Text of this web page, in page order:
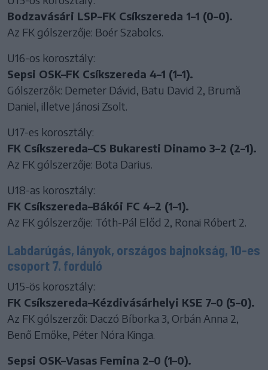
Bodzavásári LSP–FK Csíkszereda 1–1 (0–0).
Az FK gólszerzője: Boér Szabolcs.
U16-os korosztály:
Sepsi OSK–FK Csíkszereda 4–1 (1–1).
Gólszerzők: Demeter Dávid, Batu David 2, Brumă
Daniel, illetve Jánosi Zsolt.
U17-es korosztály:
FK Csíkszereda–CS Bukaresti Dinamo 3–2 (2–1).
Az FK gólszerzője: Bota Darius.
U18-as korosztály:
FK Csíkszereda–Bákói FC 4–2 (1–1).
Az FK gólszerzője: Tóth-Pál Előd 2, Ronai Róbert 2.
Labdarúgás, lányok, országos bajnokság, 10-es
csoport 7. forduló
U15-ös korosztály:
FK Csíkszereda–Kézdivásárhelyi KSE 7–0 (5–0).
Az FK gólszerzői: Daczó Bíborka 3, Orbán Anna 2,
Benő Emőke, Péter Nóra Kinga.
Sepsi OSK–Vasas Femina 2–0 (1–0).